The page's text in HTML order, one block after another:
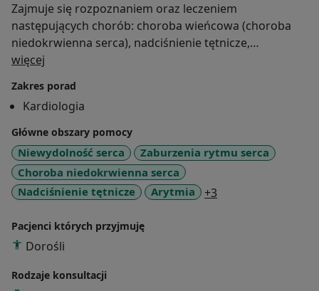
Zajmuje się rozpoznaniem oraz leczeniem
następujących chorób: choroba wieńcowa (choroba
niedokrwienna serca), nadciśnienie tętnicze,
niewydolność serca, zawał mięśnia sercowego,
zaburzenia rytmu serca, zapalenie mięśnia sercowego,
wady serca, m.in. niedomykalność zastawki mitralnej,
aortalnej, zwężenie zastawki mitralnej, aortalnej,
niedomykalność zastawki trójdzielnej.
Doświadczenie: Od kilkunastu lat pracownik II
Oddziału Kardiologii w Górnośląskim Centrum
o Zdrowiu Śląskiego Uniwersytetu Medycznego w
Katowicach.
Wiek leczonych pacjentów: Od 18 roku życia
więcej
Zakres porad
Kardiologia
Główne obszary pomocy
Niewydolność serca
Zaburzenia rytmu serca
Choroba niedokrwienna serca
Nadciśnienie tętnicze
Arytmia +3
Pacjenci których przyjmuję
Dorośli
Rodzaje konsultacji